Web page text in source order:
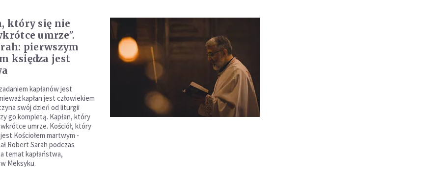
który się nie
umrze".
pierwszym
księdza jest
kapłanów jest
kapłan jest człowiekiem
swój dzień od liturgii
go kompletą. Kapłan, który
umrze. Kościół, który
Kościołem martwym -
Robert Sarah podczas
temat kapłaństwa,
Meksyku.